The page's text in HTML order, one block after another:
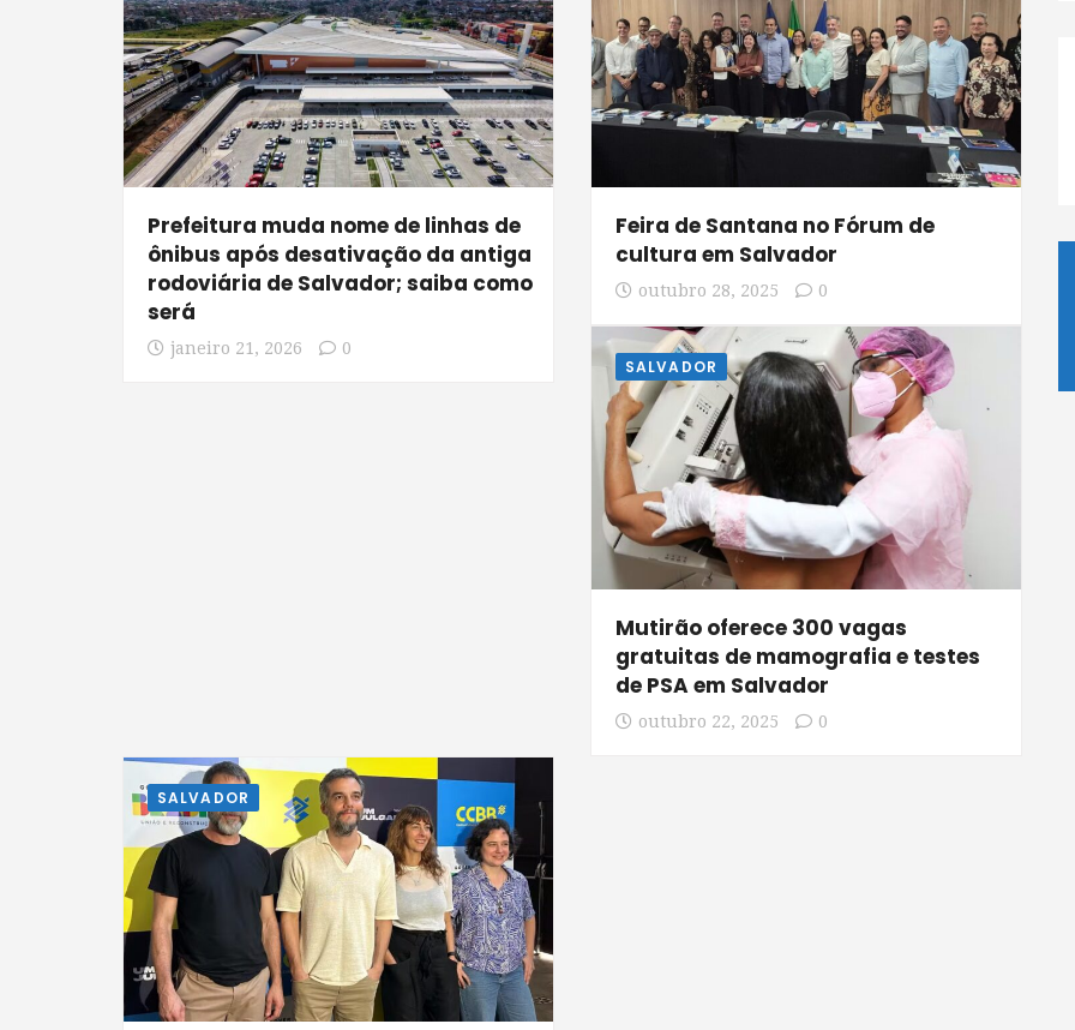
Prefeitura muda nome de linhas de
ônibus após desativação da antiga
rodoviária de Salvador; saiba como
será
janeiro 21, 2026 0
Feira de Santana no Fórum de
cultura em Salvador
outubro 28, 2025 0
SALVADOR
Mutirão oferece 300 vagas
gratuitas de mamografia e testes
de PSA em Salvador
outubro 22, 2025 0
SALVADOR